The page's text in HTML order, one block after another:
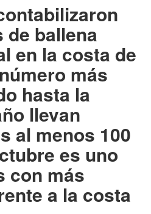
de ballena
en la costa de
más
hasta la
llevan
al menos 100
es uno
con más
a la costa